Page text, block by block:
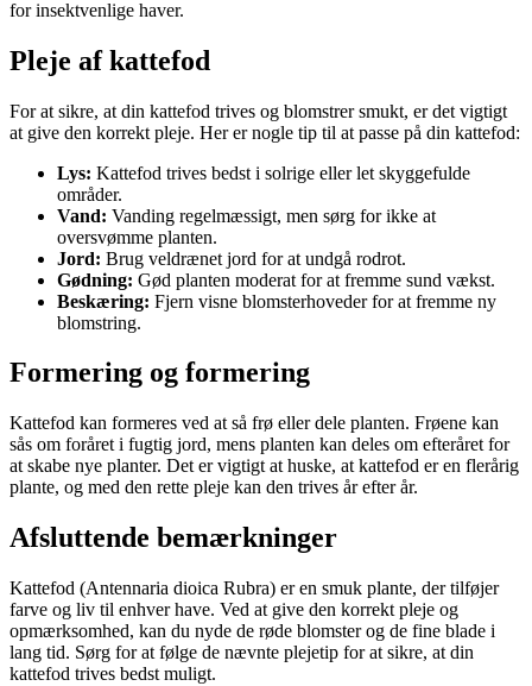
for insektvenlige haver.
Pleje af kattefod
For at sikre, at din kattefod trives og blomstrer smukt, er det vigtigt
at give den korrekt pleje. Her er nogle tip til at passe på din kattefod:
Lys: Kattefod trives bedst i solrige eller let skyggefulde
områder.
Vand: Vanding regelmæssigt, men sørg for ikke at
oversvømme planten.
Jord: Brug veldrænet jord for at undgå rodrot.
Gødning: Gød planten moderat for at fremme sund vækst.
Beskæring: Fjern visne blomsterhoveder for at fremme ny
blomstring.
Formering og formering
Kattefod kan formeres ved at så frø eller dele planten. Frøene kan
sås om foråret i fugtig jord, mens planten kan deles om efteråret for
at skabe nye planter. Det er vigtigt at huske, at kattefod er en flerårig
plante, og med den rette pleje kan den trives år efter år.
Afsluttende bemærkninger
Kattefod (Antennaria dioica Rubra) er en smuk plante, der tilføjer
farve og liv til enhver have. Ved at give den korrekt pleje og
opmærksomhed, kan du nyde de røde blomster og de fine blade i
lang tid. Sørg for at følge de nævnte plejetip for at sikre, at din
kattefod trives bedst muligt.